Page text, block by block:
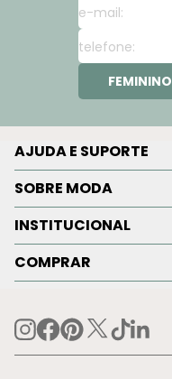
FEMININO
AJUDA E SUPORTE
SOBRE MODA
INSTITUCIONAL
COMPRAR